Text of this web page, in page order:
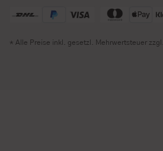
* Alle Preise inkl. gesetzl. Mehrwertsteuer zzgl.